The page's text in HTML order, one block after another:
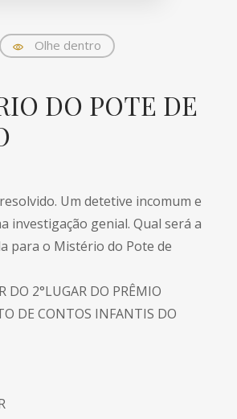
Olhe dentro
DO POTE DE
Um detetive incomum e
investigação genial. Qual será a
para o Mistério do Pote de
DO 2°LUGAR DO PRÊMIO
DE CONTOS INFANTIS DO